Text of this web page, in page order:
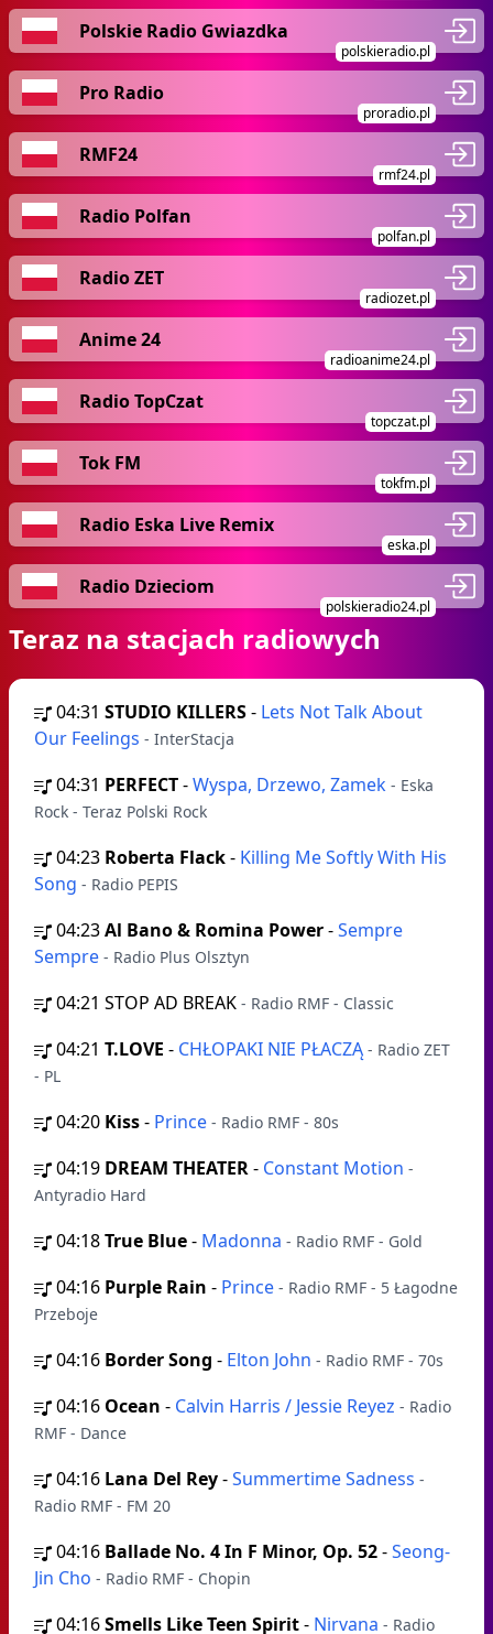
Polskie Radio Gwiazdka
polskieradio.pl
Pro Radio
proradio.pl
RMF24
rmf24.pl
Radio Polfan
polfan.pl
Radio ZET
radiozet.pl
Anime 24
radioanime24.pl
Radio TopCzat
topczat.pl
Tok FM
tokfm.pl
Radio Eska Live Remix
eska.pl
Radio Dzieciom
polskieradio24.pl
Teraz na stacjach radiowych
04:31 STUDIO KILLERS- Lets Not Talk About
Our Feelings - InterStacja
04:31 PERFECT-Wyspa, Drzewo, Zamek - Eska
Rock - Teraz Polski Rock
04:23 Roberta Flack- Killing Me Softly With His
Song - Radio PEPIS
04:23Al Bano & Romina Power-Sempre
Sempre - Radio Plus Olsztyn
04:21 STOP AD BREAK - Radio RMF - Classic
04:21 T.LOVE - CHŁOPAKI NIE PŁACZĄ - Radio ZET
- PL
04:20 Kiss- Prince - Radio RMF - 80s
04:19 DREAM THEATER- Constant Motion -
Antyradio Hard
04:18True Blue- Madonna - Radio RMF - Gold
04:16 Purple Rain - Prince - Radio RMF - 5 Łagodne
Przeboje
04:16 Border Song - Elton John - Radio RMF - 70s
04:16 Ocean - Calvin Harris / Jessie Reyez - Radio
RMF - Dance
04:16 Lana Del Rey-Summertime Sadness -
Radio RMF - FM 20
04:16 Ballade No. 4 In F Minor, Op. 52-Seong-
Jin Cho - Radio RMF - Chopin
04:16Smells Like Teen Spirit- Nirvana - Radio